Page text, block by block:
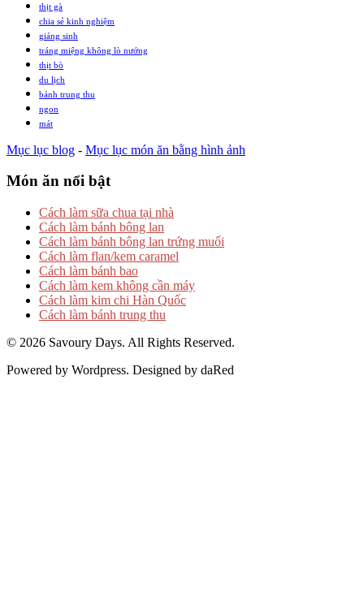
thịt gà
chia sẻ kinh nghiệm
giáng sinh
tráng miệng không lò nướng
thịt bò
du lịch
bánh trung thu
ngon
mát
Mục lục blog - Mục lục món ăn bằng hình ảnh
Món ăn nổi bật
Cách làm sữa chua tại nhà
Cách làm bánh bông lan
Cách làm bánh bông lan trứng muối
Cách làm flan/kem caramel
Cách làm bánh bao
Cách làm kem không cần máy
Cách làm kim chi Hàn Quốc
Cách làm bánh trung thu
© 2026 Savoury Days. All Rights Reserved.
Powered by Wordpress. Designed by daRed